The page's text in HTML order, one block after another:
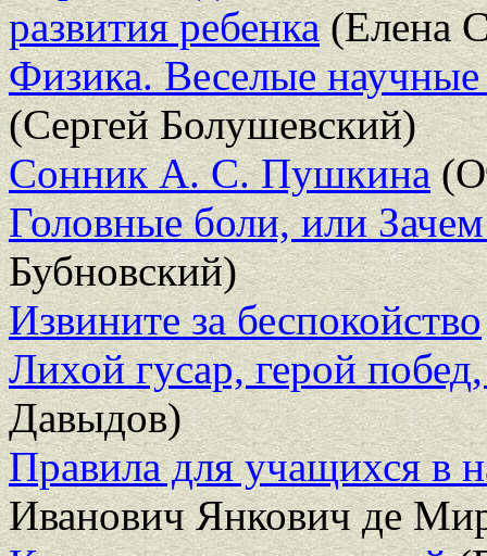
развития ребенка(Елена
Физика. Веселые
(Сергей Болушевский)
Сонник А. С. Пушкина
Головные боли, или
Бубновский)
Извините за беспокойство
Лихой гусар, герой
Давыдов)
Правила для учащихся в
Иванович Янкович де